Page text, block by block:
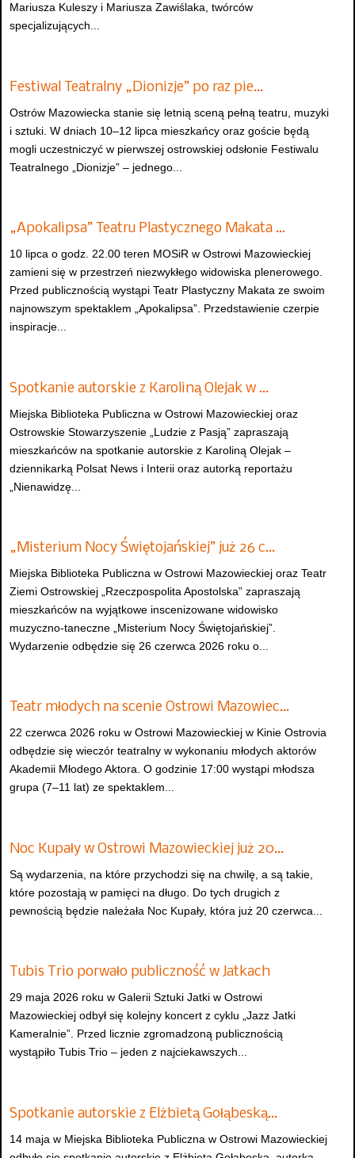
Mariusza Kuleszy i Mariusza Zawiślaka, twórców
specjalizujących...
Festiwal Teatralny „Dionizje” po raz pie…
Ostrów Mazowiecka stanie się letnią sceną pełną teatru, muzyki
i sztuki. W dniach 10–12 lipca mieszkańcy oraz goście będą
mogli uczestniczyć w pierwszej ostrowskiej odsłonie Festiwalu
Teatralnego „Dionizje” – jednego...
„Apokalipsa” Teatru Plastycznego Makata …
10 lipca o godz. 22.00 teren MOSiR w Ostrowi Mazowieckiej
zamieni się w przestrzeń niezwykłego widowiska plenerowego.
Przed publicznością wystąpi Teatr Plastyczny Makata ze swoim
najnowszym spektaklem „Apokalipsa”. Przedstawienie czerpie
inspiracje...
Spotkanie autorskie z Karoliną Olejak w …
Miejska Biblioteka Publiczna w Ostrowi Mazowieckiej oraz
Ostrowskie Stowarzyszenie „Ludzie z Pasją” zapraszają
mieszkańców na spotkanie autorskie z Karoliną Olejak –
dziennikarką Polsat News i Interii oraz autorką reportażu
„Nienawidzę...
„Misterium Nocy Świętojańskiej” już 26 c…
Miejska Biblioteka Publiczna w Ostrowi Mazowieckiej oraz Teatr
Ziemi Ostrowskiej „Rzeczpospolita Apostolska” zapraszają
mieszkańców na wyjątkowe inscenizowane widowisko
muzyczno-taneczne „Misterium Nocy Świętojańskiej”.
Wydarzenie odbędzie się 26 czerwca 2026 roku o...
Teatr młodych na scenie Ostrowi Mazowiec…
22 czerwca 2026 roku w Ostrowi Mazowieckiej w Kinie Ostrovia
odbędzie się wieczór teatralny w wykonaniu młodych aktorów
Akademii Młodego Aktora. O godzinie 17:00 wystąpi młodsza
grupa (7–11 lat) ze spektaklem...
Noc Kupały w Ostrowi Mazowieckiej już 20…
Są wydarzenia, na które przychodzi się na chwilę, a są takie,
które pozostają w pamięci na długo. Do tych drugich z
pewnością będzie należała Noc Kupały, która już 20 czerwca...
Tubis Trio porwało publiczność w Jatkach
29 maja 2026 roku w Galerii Sztuki Jatki w Ostrowi
Mazowieckiej odbył się kolejny koncert z cyklu „Jazz Jatki
Kameralnie”. Przed licznie zgromadzoną publicznością
wystąpiło Tubis Trio – jeden z najciekawszych...
Spotkanie autorskie z Elżbietą Gołąbeską…
14 maja w Miejska Biblioteka Publiczna w Ostrowi Mazowieckiej